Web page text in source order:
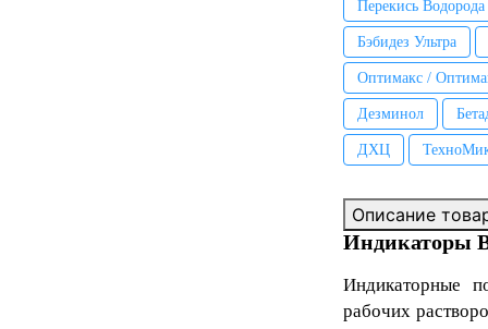
Перекись Водорода
Бэбидез Ультра
Оптимакс /
Дезминол
ДХЦ
Описание
Индикаторы
Индикаторные
рабочих